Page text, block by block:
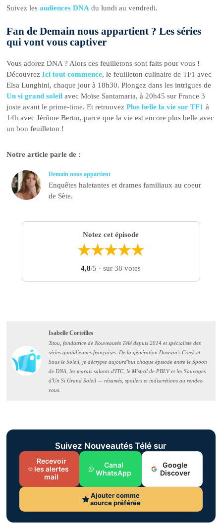
Suivez lesaudiences DNA du lundi au vendredi.
Fan de Demain nous appartient ? Les séries
qui vont vous captiver
Vous adorez DNA ? Alors ces feuilletons sont faits pour vous !
DécouvrezIci tout commence, le feuilleton culinaire de TF1 avec
Elsa Lunghini, chaque jour à 18h30. Plongez dans les intrigues de
Un si grand soleil avec Moïse Santamaria, à 20h45 sur France 3
juste avant le prime-time. Et retrouvezPlus belle la vie sur TF1 à
14h avec Jérôme Bertin, parce que la vie est encore plus belle avec
un bon feuilleton !
Notre article parle de :
Demain nous appartient
Enquêtes haletantes et drames familiaux au coeur
de Sète.
Notez cet épisode
★★★★★
4,8/5 · sur 38 votes
Isabelle Corteilles
Titou, fondatrice de Nouveautés Télé depuis 2014 et spécialiste des
séries quotidiennes françaises. De la génération Dawson's Creek et
Sous le Soleil, je décrypte aujourd'hui chaque épisode entre le Spoon
de DNA, les marais salants d'ITC, le Mistral de PBLV et les Sauvages
d'Un Si Grand Soleil — résumés, spoilers et indiscrétions au rendez-
vous.
Suivez Nouveautés Télé sur
Recevoir
les alertes
mail
Canal
WhatsApp
Google
Discover
Ajouter comme
source préférée